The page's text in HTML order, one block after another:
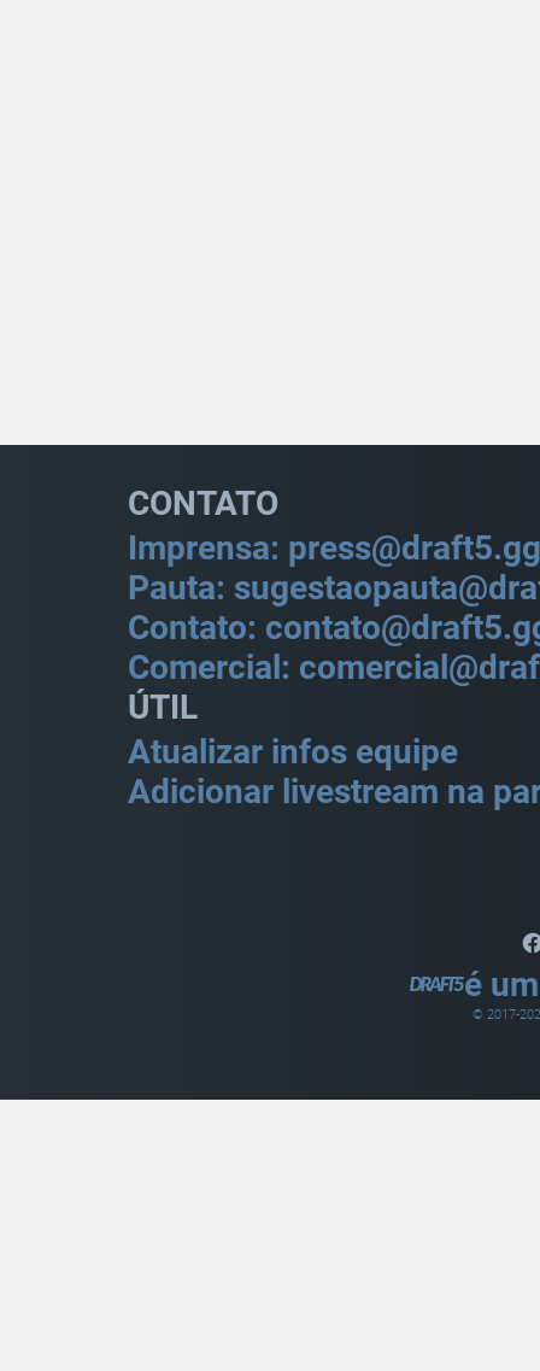
CONTATO
Imprensa: press@draft5.gg
Pauta:
Contato:
Comercial:
ÚTIL
Atualizar infos equipe
Adicionar livestream na
é
© 2017-